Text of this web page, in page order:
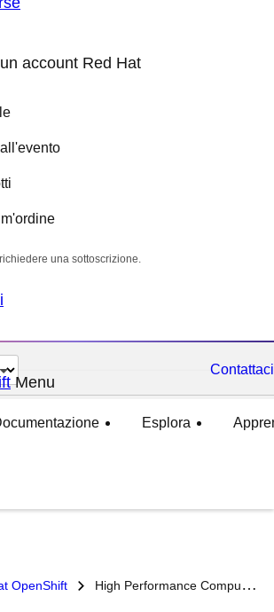
account Red Hat
una sottoscrizione.
Contattaci
Menu
Esplora
OpenShift High Performance Computing con Red Hat OpenShift